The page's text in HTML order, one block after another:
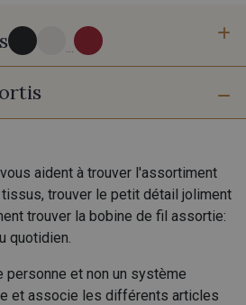
...
72 - Orange Sienne
76 - Vert Golf
aident à trouver l'assortiment
trouver le petit détail joliment
trouver la bobine de fil assortie:
quotidien.
personne et non un système
et associe les différents articles